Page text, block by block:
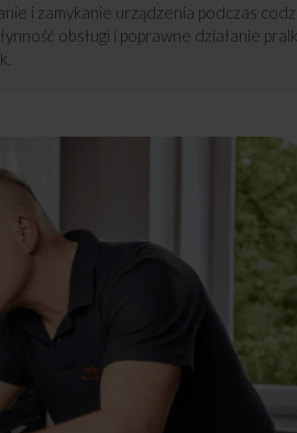
i zamykanie urządzenia podczas
obsługi i poprawne działanie